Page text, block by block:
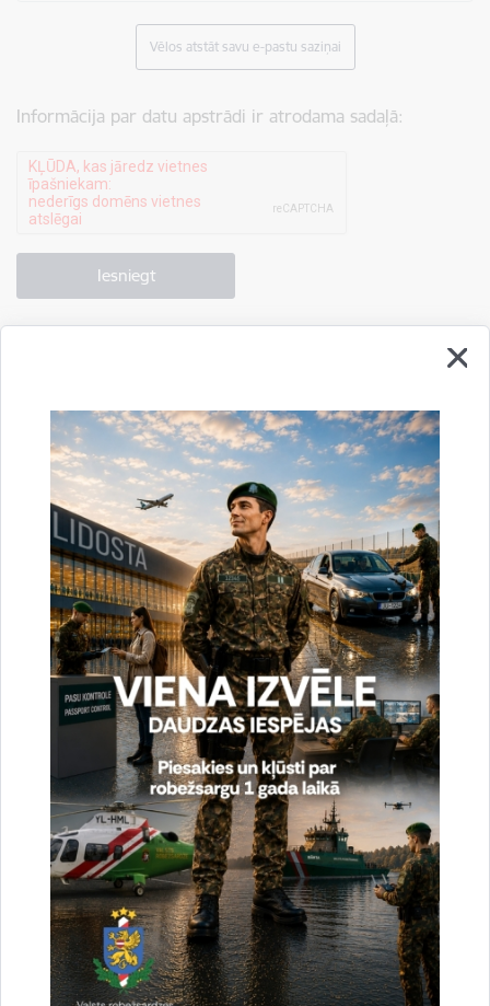
Vēlos atstāt savu e-pastu saziņai
Informācija par datu apstrādi ir atrodama sadaļā:
Vai šī informācija bija noderīga?
Sniegt atsauksmi
Esi pirmais, kurš uzzina!
Piesakies jaunumu saņemšanai savā e-pastā.